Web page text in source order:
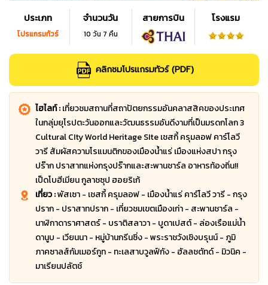
ประเภท
โปรแกรมทัวร์
จำนวนวัน
10 วัน 7 คืน
สายการบิน โรงแรม
คลิกชมโปรแกรมทัวร์ (PDF)
ไฮไลท์ :เที่ยวชมสถานที่สถาปัตยกรรมอันคลาสสิคของประเทศ
ในกลุ่มยุโรปตะวันออกและวัฒนธรรมอันดีงามที่เป็นมรดกโลก 3
Cultural CIty World Heritage SIte เชสกี้ ครุมลอฟ คาร์โลวี
วารี สัมผัสความโรแมนติกของเมืองน้ำแร่ เมืองแห่งสปา กรุง
ปร๊าก ปราสาทแห่งกรุงปร๊ากและสะพานชาร์ล อาหารท้องถิ่น!!
เป็ดโบฮีเมียน กูลาชซุป ฮอยริเก้
เที่ยว :พัสเซา - เชสกี้ ครุมลอฟ - เมืองน้ำแร่ คาร์โลวี วารี - กรุง
ปราก - ปราสาทปราก - เที่ยวชมเขตเมืองเก่า - สะพานชาร์ล -
นาฬิกาดาราศาสตร์ - บราติสลาวา - บูดาเปสต์ - ล่องเรือแม่น้ำ
ดานูบ - เวียนนา - หมู่บ้านกรีนซิ่ง - พระราชวังเชิงบรุนน์ - ภูมิ
ภาคซาลส์กัมเมอร์กูท - ทะเลสาบวูลฟ์กัง - ฮัลลชตัทด์ - มิวนิค -
มาเรียนปลัตช์